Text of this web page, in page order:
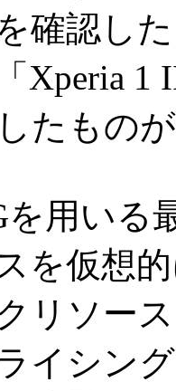
確認し
Xperia 1
たもの
用いる
を仮想
リソー
イシン